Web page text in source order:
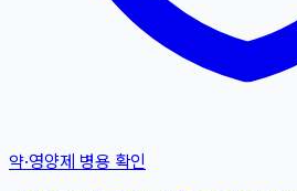
약·영양제 병용 확인